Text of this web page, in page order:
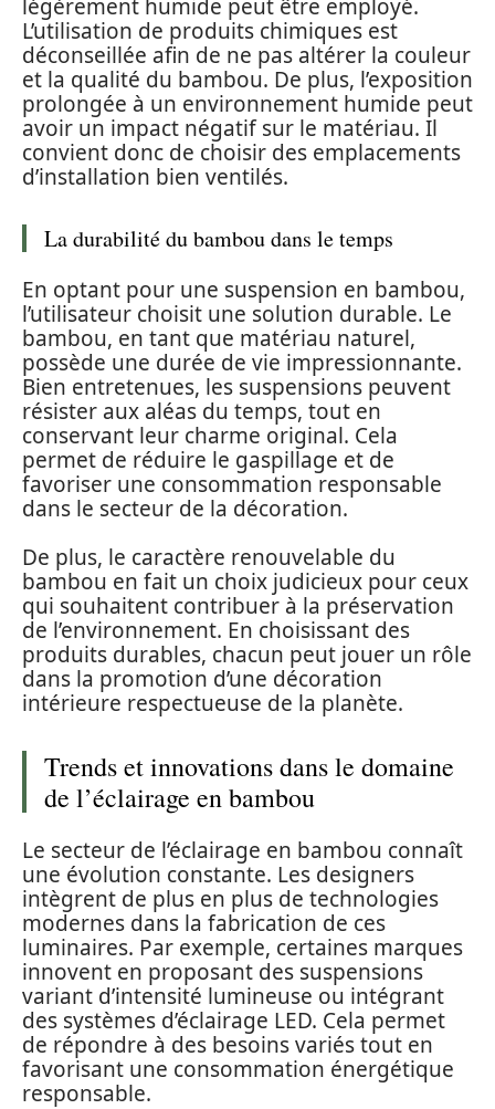
légèrement humide peut être employé.
L’utilisation de produits chimiques est
déconseillée afin de ne pas altérer la couleur
et la qualité du bambou. De plus, l’exposition
prolongée à un environnement humide peut
avoir un impact négatif sur le matériau. Il
convient donc de choisir des emplacements
d’installation bien ventilés.
La durabilité du bambou dans le temps
En optant pour une suspension en bambou,
l’utilisateur choisit une solution durable. Le
bambou, en tant que matériau naturel,
possède une durée de vie impressionnante.
Bien entretenues, les suspensions peuvent
résister aux aléas du temps, tout en
conservant leur charme original. Cela
permet de réduire le gaspillage et de
favoriser une consommation responsable
dans le secteur de la décoration.
De plus, le caractère renouvelable du
bambou en fait un choix judicieux pour ceux
qui souhaitent contribuer à la préservation
de l’environnement. En choisissant des
produits durables, chacun peut jouer un rôle
dans la promotion d’une décoration
intérieure respectueuse de la planète.
Trends et innovations dans le domaine
de l’éclairage en bambou
Le secteur de l’éclairage en bambou connaît
une évolution constante. Les designers
intègrent de plus en plus de technologies
modernes dans la fabrication de ces
luminaires. Par exemple, certaines marques
innovent en proposant des suspensions
variant d’intensité lumineuse ou intégrant
des systèmes d’éclairage LED. Cela permet
de répondre à des besoins variés tout en
favorisant une consommation énergétique
responsable.